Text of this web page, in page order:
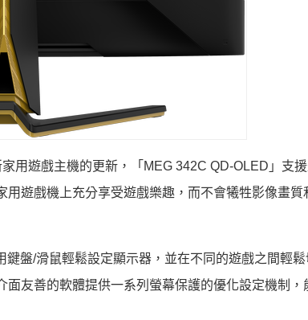
用遊戲主機的更新，「MEG 342C QD-OLED」支
遊戲機上充分享受遊戲樂趣，而不會犧牲影像畫質
盤/滑鼠輕鬆設定顯示器，並在不同的遊戲之間輕
友善的軟體提供一系列螢幕保護的優化設定機制，